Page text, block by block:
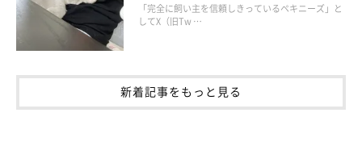
「完全に飼い主を信頼しきっているペキニーズ」と
してX（旧Tw …
新着記事をもっと見る